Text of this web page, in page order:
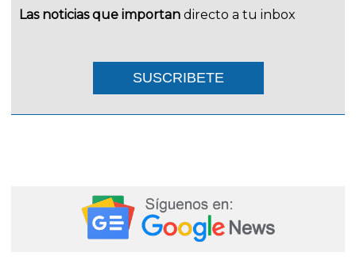
Las noticias que importan directo a tu inbox
SUSCRIBETE